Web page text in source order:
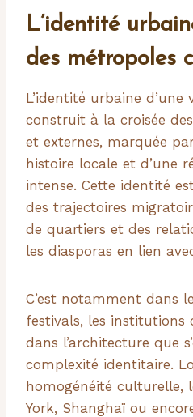
L’identité
des métropoles
L’identité urbaine d’une
construit à la croisée
et externes, marquée
histoire locale et d’une
intense. Cette identité
des trajectoires
de quartiers et des
les diasporas en lien
C’est notamment dans
festivals, les institutions
dans l’architecture que
complexité identitaire.
homogénéité culturelle,
York, Shanghaï ou